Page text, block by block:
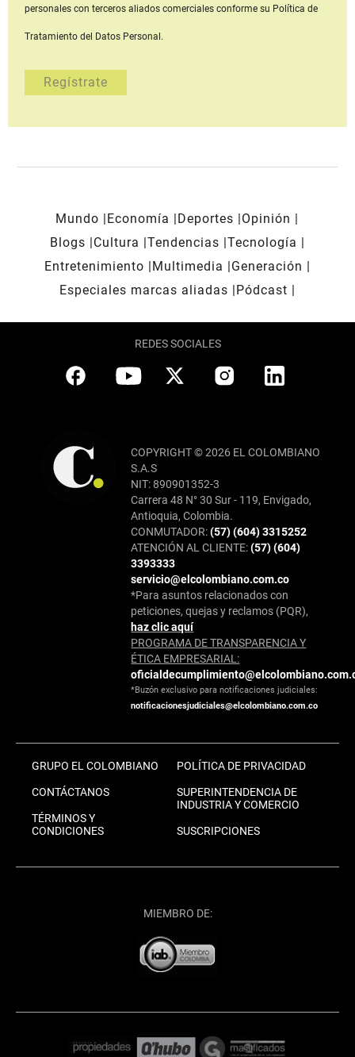
personales con terceros aliados comerciales conforme su Política de
Tratamiento del Datos Personal.
Mundo Economía Deportes
Opinión
Blogs
Cultura Tendencias Tecnología
Entretenimiento
Multimedia
Generación
Especiales marcas aliadas
Pódcast
REDES SOCIALES
COPYRIGHT © 2026 EL COLOMBIANO
S.A.S
NIT: 890901352-3
Carrera 48 N° 30 Sur - 119, Envigado,
Antioquia, Colombia.
CONMUTADOR:(57) (604) 3315252
ATENCIÓN AL CLIENTE:(57) (604)
3393333
servicio@elcolombiano.com.co
*Para asuntos relacionados con
peticiones, quejas y reclamos (PQR),
haz clic aquí
PROGRAMA DE TRANSPARENCIA Y
ÉTICA EMPRESARIAL:
*Buzón exclusivo para notificaciones judiciales:
notificacionesjudiciales@elcolombiano.com.co
GRUPO EL COLOMBIANO
CONTÁCTANOS
TÉRMINOS Y
CONDICIONES
POLÍTICA DE PRIVACIDAD
SUPERINTENDENCIA DE
INDUSTRIA Y COMERCIO
SUSCRIPCIONES
MIEMBRO DE: